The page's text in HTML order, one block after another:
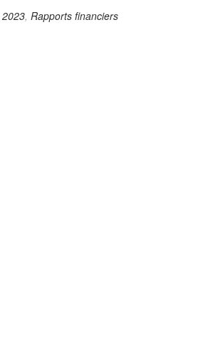
2023, Rapports financiers